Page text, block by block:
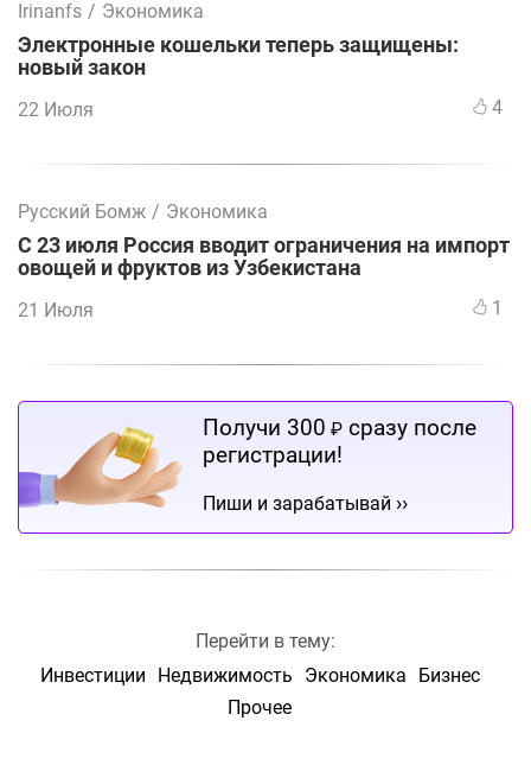
Irinanfs / Экономика
Электронные кошельки теперь защищены:
новый закон
22 Июля 4
Русский Бомж / Экономика
С 23 июля Россия вводит ограничения на импорт
овощей и фруктов из Узбекистана
21 Июля 1
Получи 300 ₽ сразу после
регистрации!
Пиши и зарабатывай ››
Перейти в тему:
Инвестиции
Недвижимость Экономика
Бизнес
Прочее